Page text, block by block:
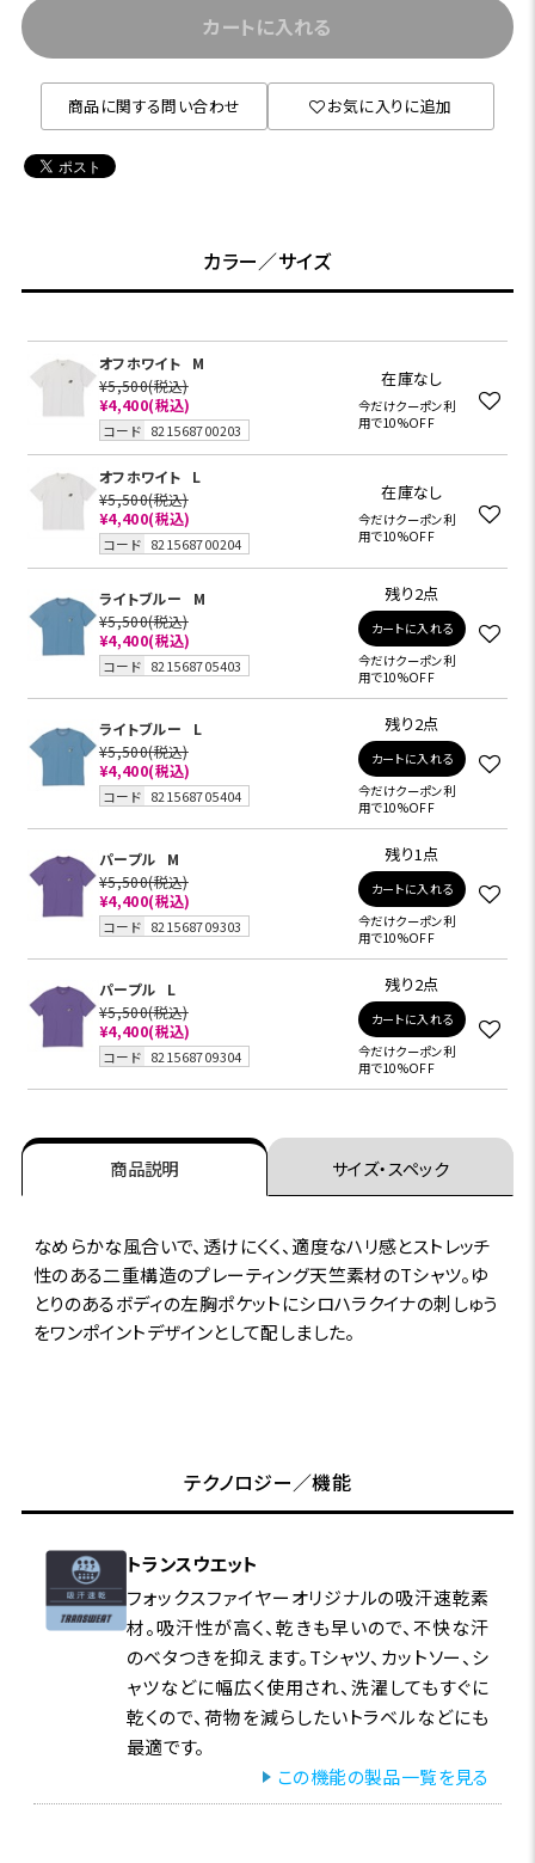
カートに入れる
商品に関する問い合わせ お気に入りに追加
カラー／サイズ
オフホワイト
M
¥5,500(税込)
¥4,400(税込)
コード 821568700203
在庫なし
今だけクーポン利
用で10%OFF
オフホワイト
L
¥5,500(税込)
¥4,400(税込)
コード 821568700204
在庫なし
今だけクーポン利
用で10%OFF
ライトブルー
M
¥5,500(税込)
¥4,400(税込)
コード 821568705403
残り2点
カートに入れる
今だけクーポン利
用で10%OFF
ライトブルー
L
¥5,500(税込)
¥4,400(税込)
コード 821568705404
残り2点
カートに入れる
今だけクーポン利
用で10%OFF
パープル
M
¥5,500(税込)
¥4,400(税込)
コード 821568709303
残り1点
カートに入れる
今だけクーポン利
用で10%OFF
パープル
L
¥5,500(税込)
¥4,400(税込)
コード 821568709304
残り2点
カートに入れる
今だけクーポン利
用で10%OFF
商品説明 サイズ・スペック
なめらかな風合いで、透けにくく、適度なハリ感とストレッチ
性のある二重構造のプレーティング天竺素材のTシャツ。ゆ
とりのあるボディの左胸ポケットにシロハラクイナの刺しゅう
をワンポイントデザインとして配しました。
テクノロジー／機能
トランスウエット
フォックスファイヤーオリジナルの吸汗速乾素
材。吸汗性が高く、乾きも早いので、不快な汗
のベタつきを抑えます。Tシャツ、カットソー、シ
ャツなどに幅広く使用され、洗濯してもすぐに
乾くので、荷物を減らしたいトラベルなどにも
最適です。
この機能の製品一覧を見る